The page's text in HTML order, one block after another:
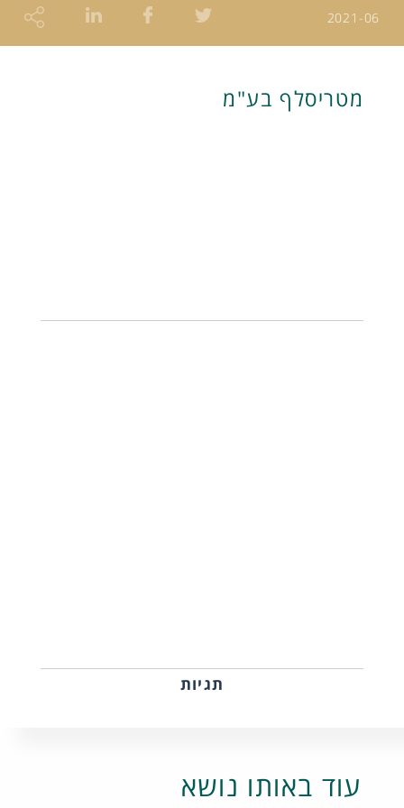
2021-06
מטריסלף בע"מ
תגיות
עוד באותו נושא